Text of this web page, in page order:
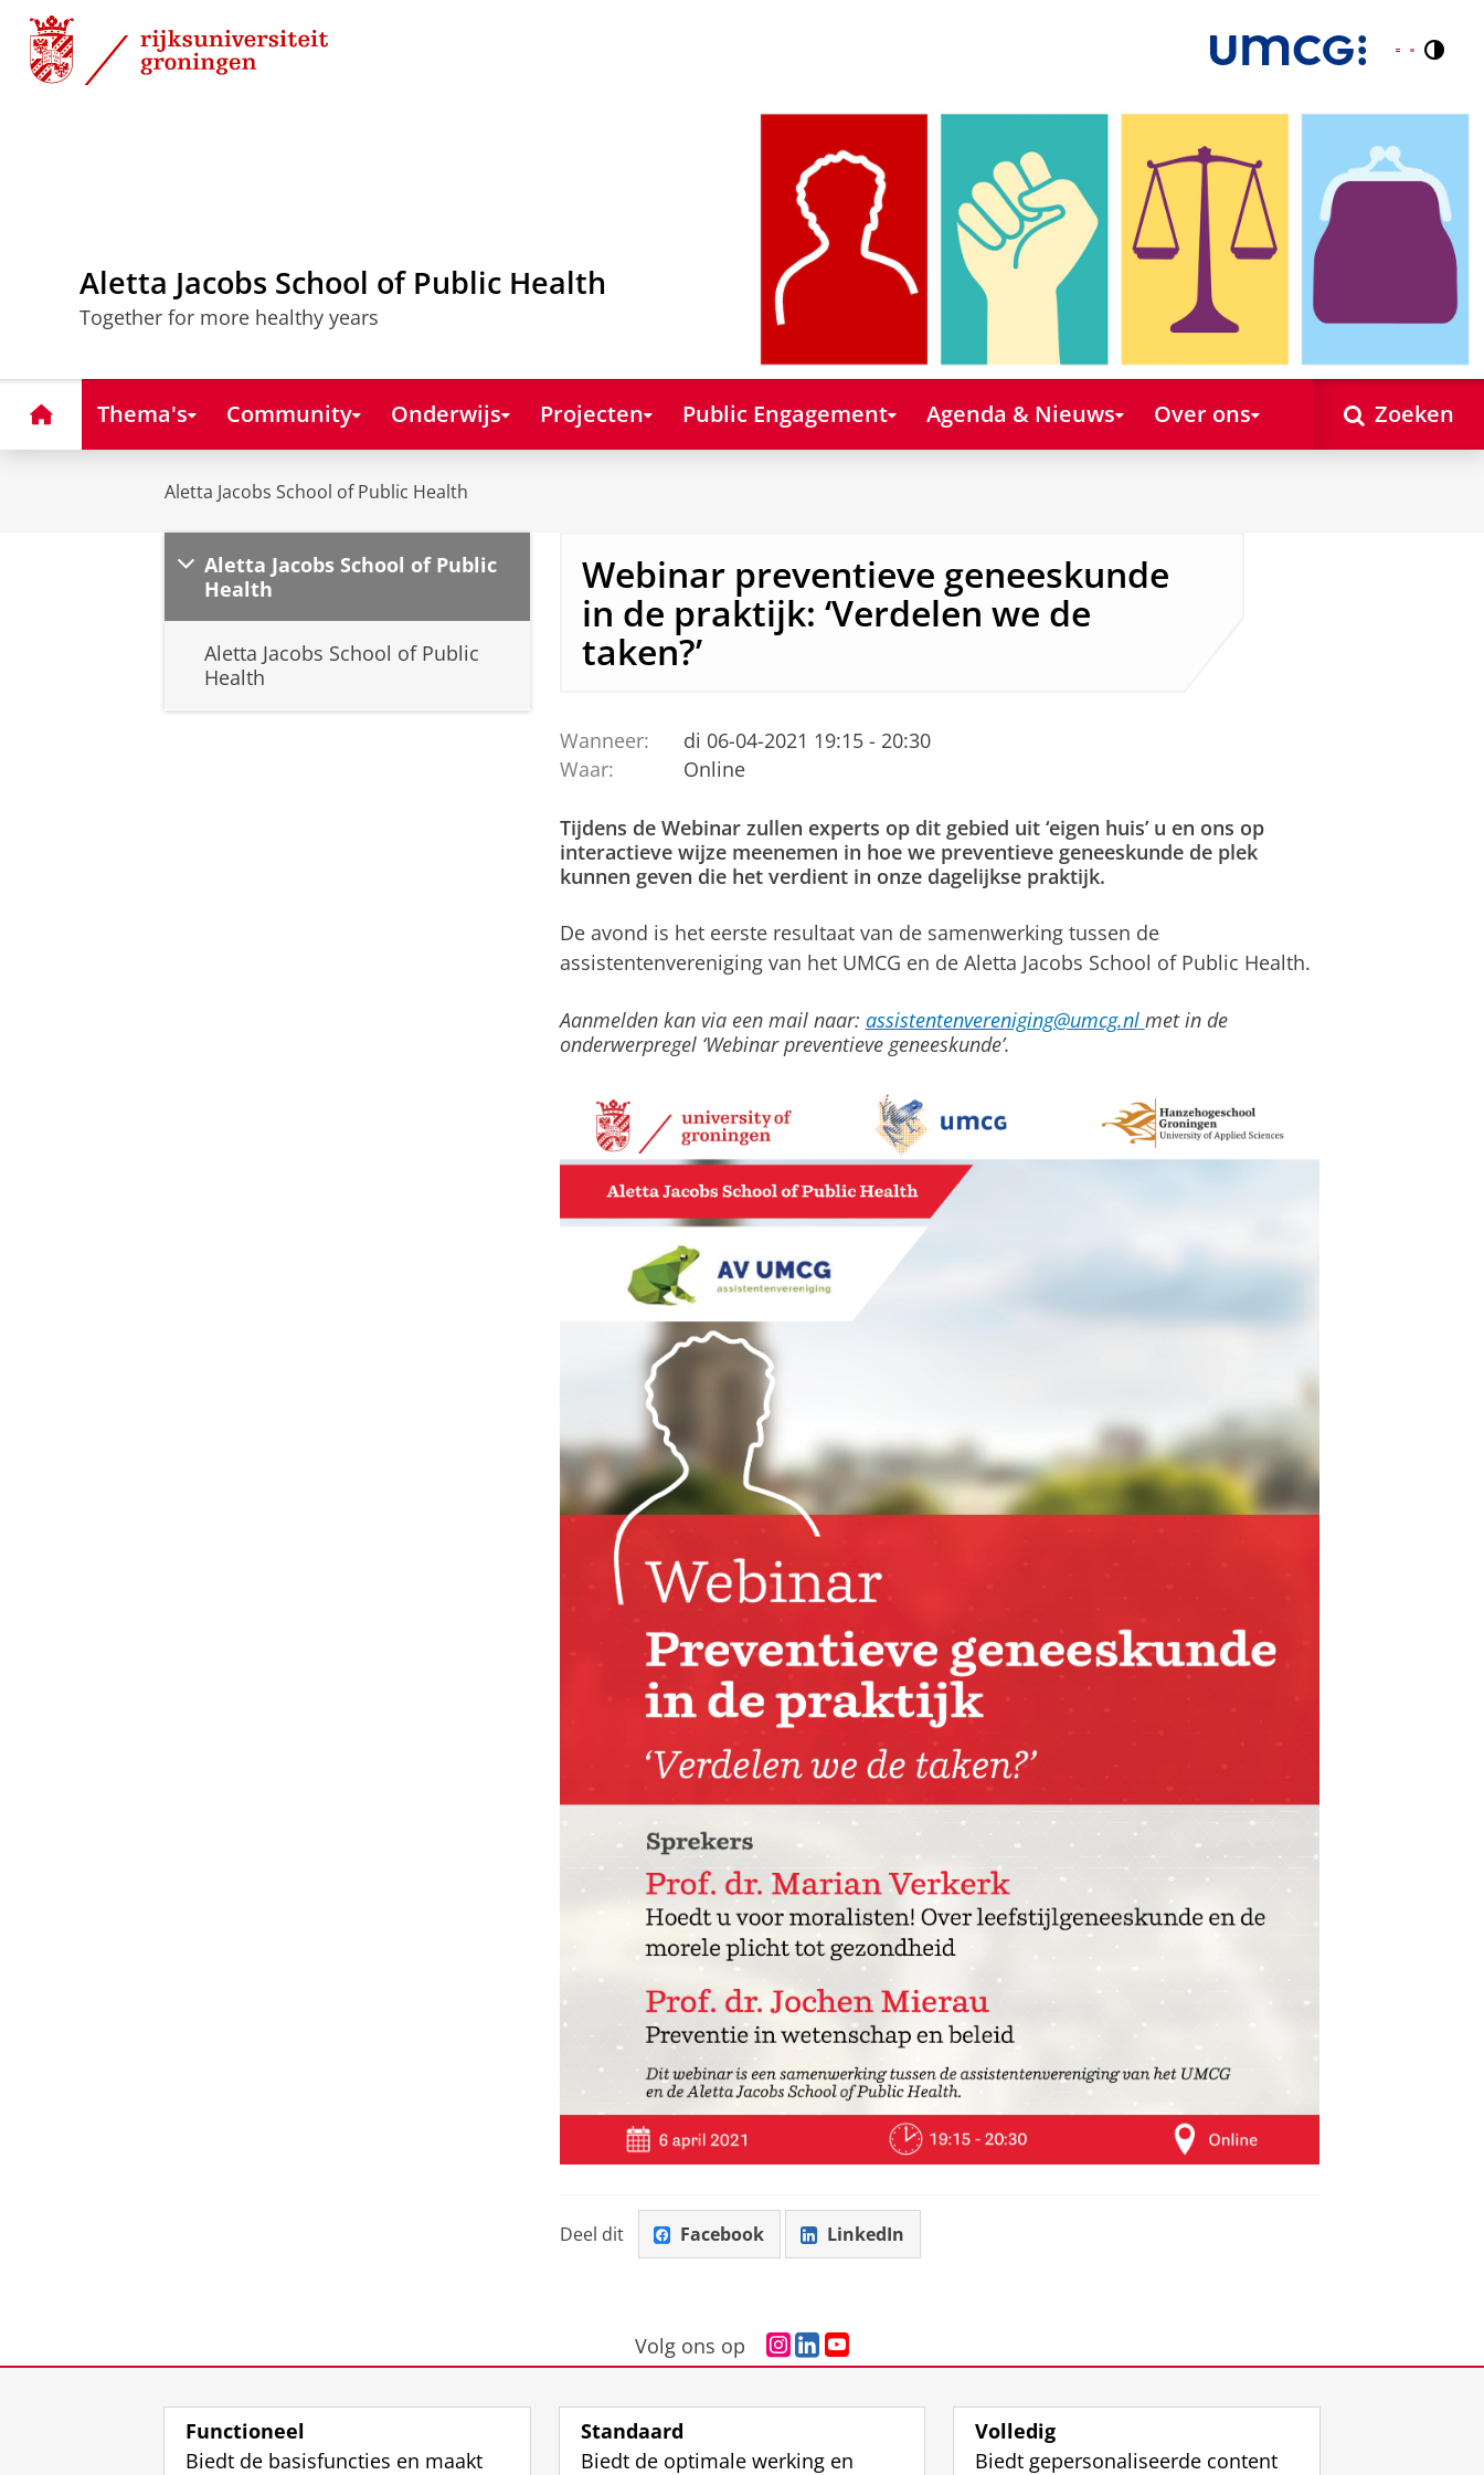
Skip
Content
Skip
Navigation
Nederlands
English
Aletta Jacobs School of Public Health
Together for more healthy years
HomeThema's Community Onderwijs Projecten Public Engagement Agenda & Nieuws Over ons Zoeken
Aletta Jacobs School of Public Health
Aletta Jacobs School of Public
Health
Aletta Jacobs School of Public
Health
Webinar preventieve geneeskunde
in de praktijk: ‘Verdelen we de
taken?’
Wanneer:
di 06-04-2021 19:15 - 20:30
Waar:
Online
Tijdens de Webinar zullen experts op dit gebied uit ‘eigen huis’ u en ons op
interactieve wijze meenemen in hoe we preventieve geneeskunde de plek
kunnen geven die het verdient in onze dagelijkse praktijk.
De avond is het eerste resultaat van de samenwerking tussen de
assistentenvereniging van het UMCG en de Aletta Jacobs School of Public Health.
Aanmelden kan via een mail naar: assistentenvereniging@umcg.nl met in de
onderwerpregel ‘Webinar preventieve geneeskunde’.
Deel dit Facebook LinkedIn
Volg ons op
I
n
g
L
i
d
Y
o
b
Functioneel
Biedt de basisfuncties en maakt
Standaard
Biedt de optimale werking en
Volledig
Biedt gepersonaliseerde content